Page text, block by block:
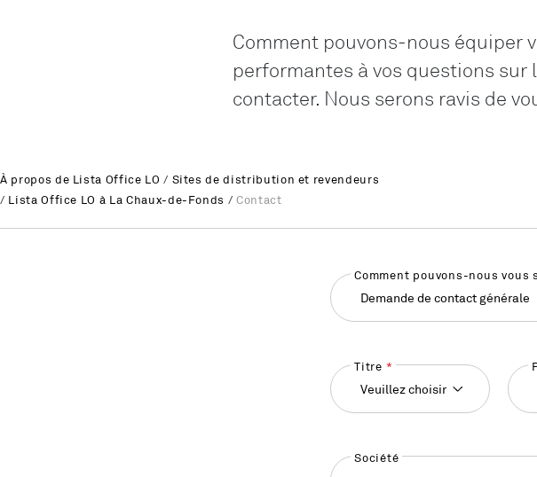
Comment pouvons-nous équiper
performantes à vos questions
contacter. Nous serons ravis de
À propos de Lista Office LO / Sites de distribution et revendeurs
/ Lista Office LO à La Chaux-de-Fonds /Contact
Comment pouvons-nous vous
Demande de contact générale
Titre
Veuillez choisir
Société